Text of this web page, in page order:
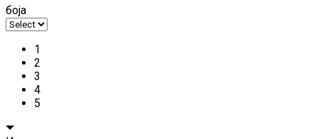
боја
1
2
3
4
5